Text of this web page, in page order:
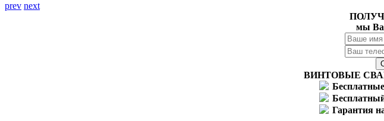
prev next
мы
ВИНТОВЫЕ
Гарантия